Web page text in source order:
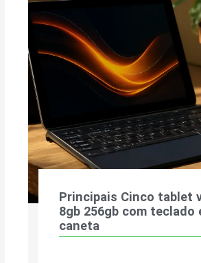
Principais Cinco tablet
8gb 256gb com teclado
caneta